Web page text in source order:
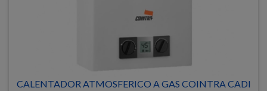
CALENTADOR ATMOSFERICO A GAS COINTRA CADI